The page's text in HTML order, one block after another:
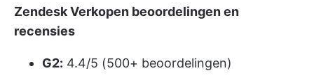
Zendesk Verkopen beoordelingen en
recensies
G2: 4.4/5 (500+ beoordelingen)